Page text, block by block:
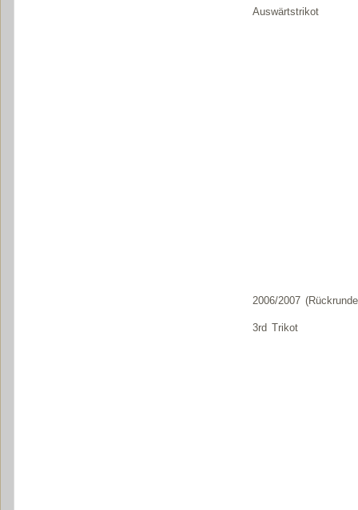
Auswärtstrikot
2006/2007
3rd Trikot